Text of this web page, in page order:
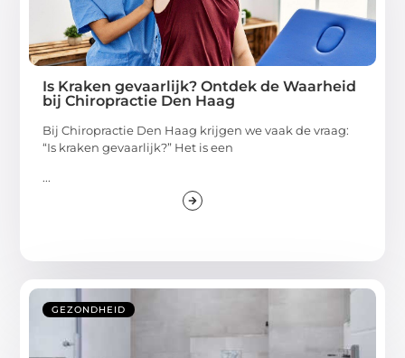
Is Kraken gevaarlijk? Ontdek de Waarheid
bij Chiropractie Den Haag
Bij Chiropractie Den Haag krijgen we vaak de vraag:
“Is kraken gevaarlijk?” Het is een
...
GEZONDHEID